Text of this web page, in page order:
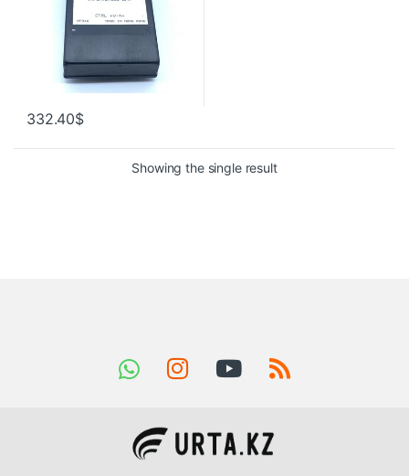
332.40$
Showing the single result